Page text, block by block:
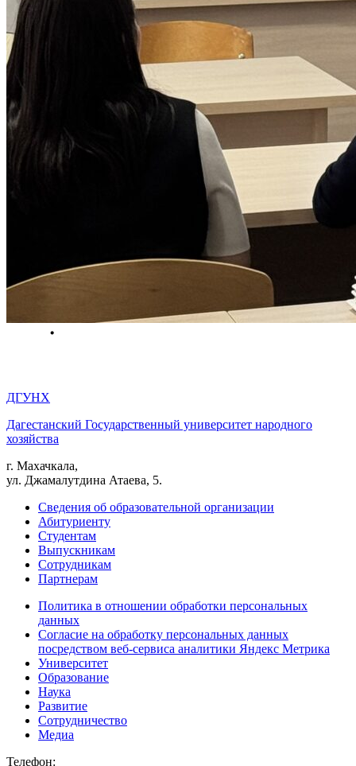
ДГУНХ
Дагестанский Государственный университет народного
хозяйства
г. Махачкала,
ул. Джамалутдина Атаева, 5.
Сведения об образовательной организации
Абитуриенту
Студентам
Выпускникам
Сотрудникам
Партнерам
Политика в отношении обработки персональных
данных
Согласие на обработку персональных данных
посредством веб-сервиса аналитики Яндекс Метрика
Университет
Образование
Наука
Развитие
Сотрудничество
Медиа
Телефон: